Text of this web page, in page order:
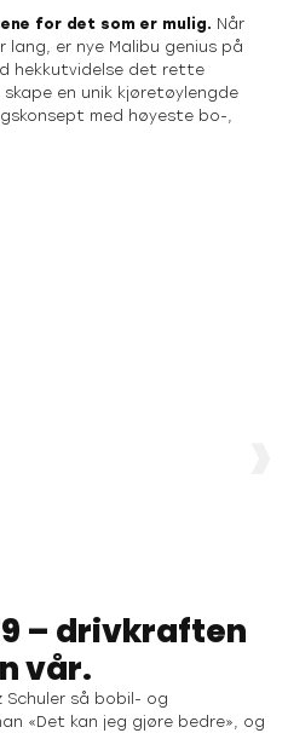
for det som er mulig. Når
er nye Malibu genius på
hekkutvidelse det rette
en unik kjøretøylengde
med høyeste bo-,
– drivkraften
vår.
Schuler så bobil- og
«Det kan jeg gjøre bedre», og